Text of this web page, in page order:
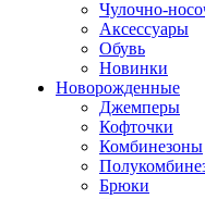
Чулочно-
Аксессуары
Обувь
Новинки
Новорожденные
Джемперы
Кофточки
Комбинезоны
Брюки